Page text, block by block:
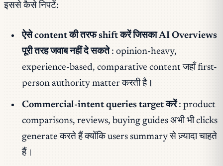
इससे कैसे निपटें:
ऐसे content की तरफ shift करें जिसका AI Overviews
पूरी तरह जवाब नहीं दे सकते : opinion-heavy,
experience-based, comparative content जहाँ first-
person authority matter करती है।
Commercial-intent queries target करें : product
comparisons, reviews, buying guides अभी भी clicks
generate करते हैं क्योंकि users summary से ज़्यादा चाहते
हैं।